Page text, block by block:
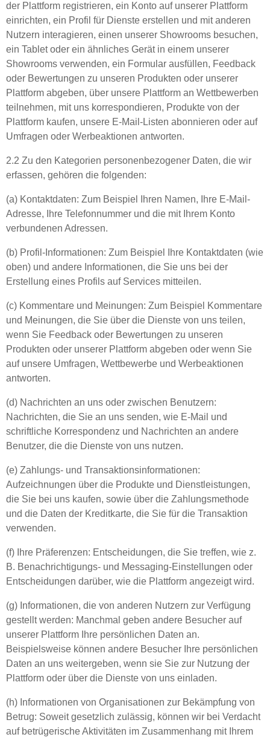
der Plattform registrieren, ein Konto auf unserer Plattform
einrichten, ein Profil für Dienste erstellen und mit anderen
Nutzern interagieren, einen unserer Showrooms besuchen,
ein Tablet oder ein ähnliches Gerät in einem unserer
Showrooms verwenden, ein Formular ausfüllen, Feedback
oder Bewertungen zu unseren Produkten oder unserer
Plattform abgeben, über unsere Plattform an Wettbewerben
teilnehmen, mit uns korrespondieren, Produkte von der
Plattform kaufen, unsere E-Mail-Listen abonnieren oder auf
Umfragen oder Werbeaktionen antworten.
2.2 Zu den Kategorien personenbezogener Daten, die wir
erfassen, gehören die folgenden:
(a) Kontaktdaten: Zum Beispiel Ihren Namen, Ihre E-Mail-
Adresse, Ihre Telefonnummer und die mit Ihrem Konto
verbundenen Adressen.
(b) Profil-Informationen: Zum Beispiel Ihre Kontaktdaten (wie
oben) und andere Informationen, die Sie uns bei der
Erstellung eines Profils auf Services mitteilen.
(c) Kommentare und Meinungen: Zum Beispiel Kommentare
und Meinungen, die Sie über die Dienste von uns teilen,
wenn Sie Feedback oder Bewertungen zu unseren
Produkten oder unserer Plattform abgeben oder wenn Sie
auf unsere Umfragen, Wettbewerbe und Werbeaktionen
antworten.
(d) Nachrichten an uns oder zwischen Benutzern:
Nachrichten, die Sie an uns senden, wie E-Mail und
schriftliche Korrespondenz und Nachrichten an andere
Benutzer, die die Dienste von uns nutzen.
(e) Zahlungs- und Transaktionsinformationen:
Aufzeichnungen über die Produkte und Dienstleistungen,
die Sie bei uns kaufen, sowie über die Zahlungsmethode
und die Daten der Kreditkarte, die Sie für die Transaktion
verwenden.
(f) Ihre Präferenzen: Entscheidungen, die Sie treffen, wie z.
B. Benachrichtigungs- und Messaging-Einstellungen oder
Entscheidungen darüber, wie die Plattform angezeigt wird.
(g) Informationen, die von anderen Nutzern zur Verfügung
gestellt werden: Manchmal geben andere Besucher auf
unserer Plattform Ihre persönlichen Daten an.
Beispielsweise können andere Besucher Ihre persönlichen
Daten an uns weitergeben, wenn sie Sie zur Nutzung der
Plattform oder über die Dienste von uns einladen.
(h) Informationen von Organisationen zur Bekämpfung von
Betrug: Soweit gesetzlich zulässig, können wir bei Verdacht
auf betrügerische Aktivitäten im Zusammenhang mit Ihrem